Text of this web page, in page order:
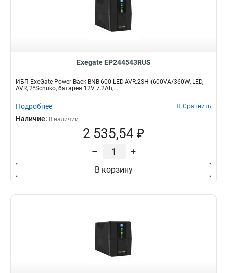
Exegate EP244543RUS
ИБП ExeGate Power Back BNB-600.LED.AVR.2SH (600VA/360W, LED,
AVR, 2*Schuko, батарея 12V 7.2Ah,...
Подробнее Сравнить
Наличие: В наличии
2 535,54 ₽
– +
В корзину